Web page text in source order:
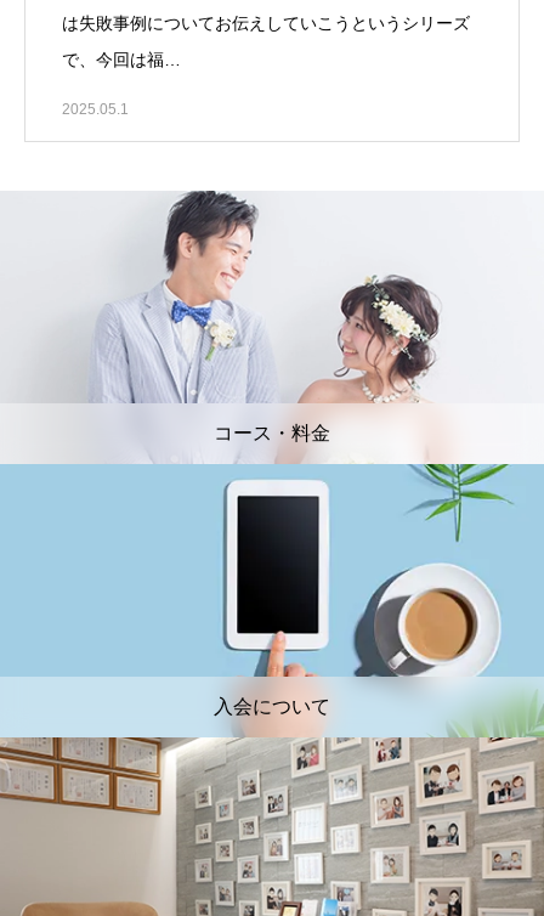
は失敗事例についてお伝えしていこうというシリーズ
で、今回は福…
2025.05.1
コース・料金
入会について